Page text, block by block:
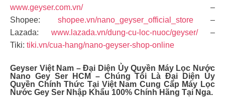
www.geyser.com.vn/–
Shopee: shopee.vn/nano_geyser_official_store–
Lazada: www.lazada.vn/dung-cu-loc-nuoc/geyser/–
Tiki: tiki.vn/cua-hang/nano-geyser-shop-online
Geyser Việt Nam – Đại Diện Ủy Quyền Máy Lọc Nước
Nano Gey Ser HCM – Chúng Tôi Là Đại Diện Ủy
Quyền Chính Thức Tại Việt Nam Cung Cấp Máy Lọc
Nước Gey Ser Nhập Khẩu 100% Chính Hãng Tại Nga.